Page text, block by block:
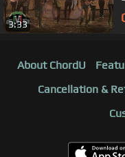
3:33
About ChordU
Cancellation &